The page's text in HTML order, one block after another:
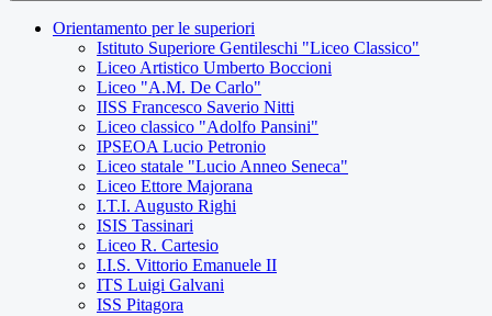
Orientamento per le superiori
Istituto Superiore Gentileschi "Liceo Classico"
Liceo Artistico Umberto Boccioni
Liceo "A.M. De Carlo"
IISS Francesco Saverio Nitti
Liceo classico "Adolfo Pansini"
IPSEOA Lucio Petronio
Liceo statale "Lucio Anneo Seneca"
Liceo Ettore Majorana
I.T.I. Augusto Righi
ISIS Tassinari
Liceo R. Cartesio
I.I.S. Vittorio Emanuele II
ITS Luigi Galvani
ISS Pitagora